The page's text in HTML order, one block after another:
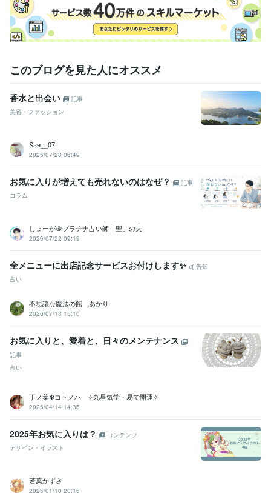
このブログを見た人にオススメ
香水と出会い
記事
美容・ファッション
Sae__07
2026/07/28 06:49
お気に入りが増えても売れないのはなぜ？
記事
コラム
しょーが＠プラチナ占い師「聖」の夫
2026/07/22 09:19
全メニューに出店記念サービスお付けします✨
告知
占い
不思議な魔法の館 あかり
2026/07/13 15:10
お気に入りと、愛着と、日々のメンテナンス
記事
占い
丁ノ葉❇コトノハ ✧九星気学・易で開運✧
2026/04/14 14:35
2025年お気に入りは？
コンテンツ
デザイン・イラスト
若葉かずさ
2026/01/10 20:16